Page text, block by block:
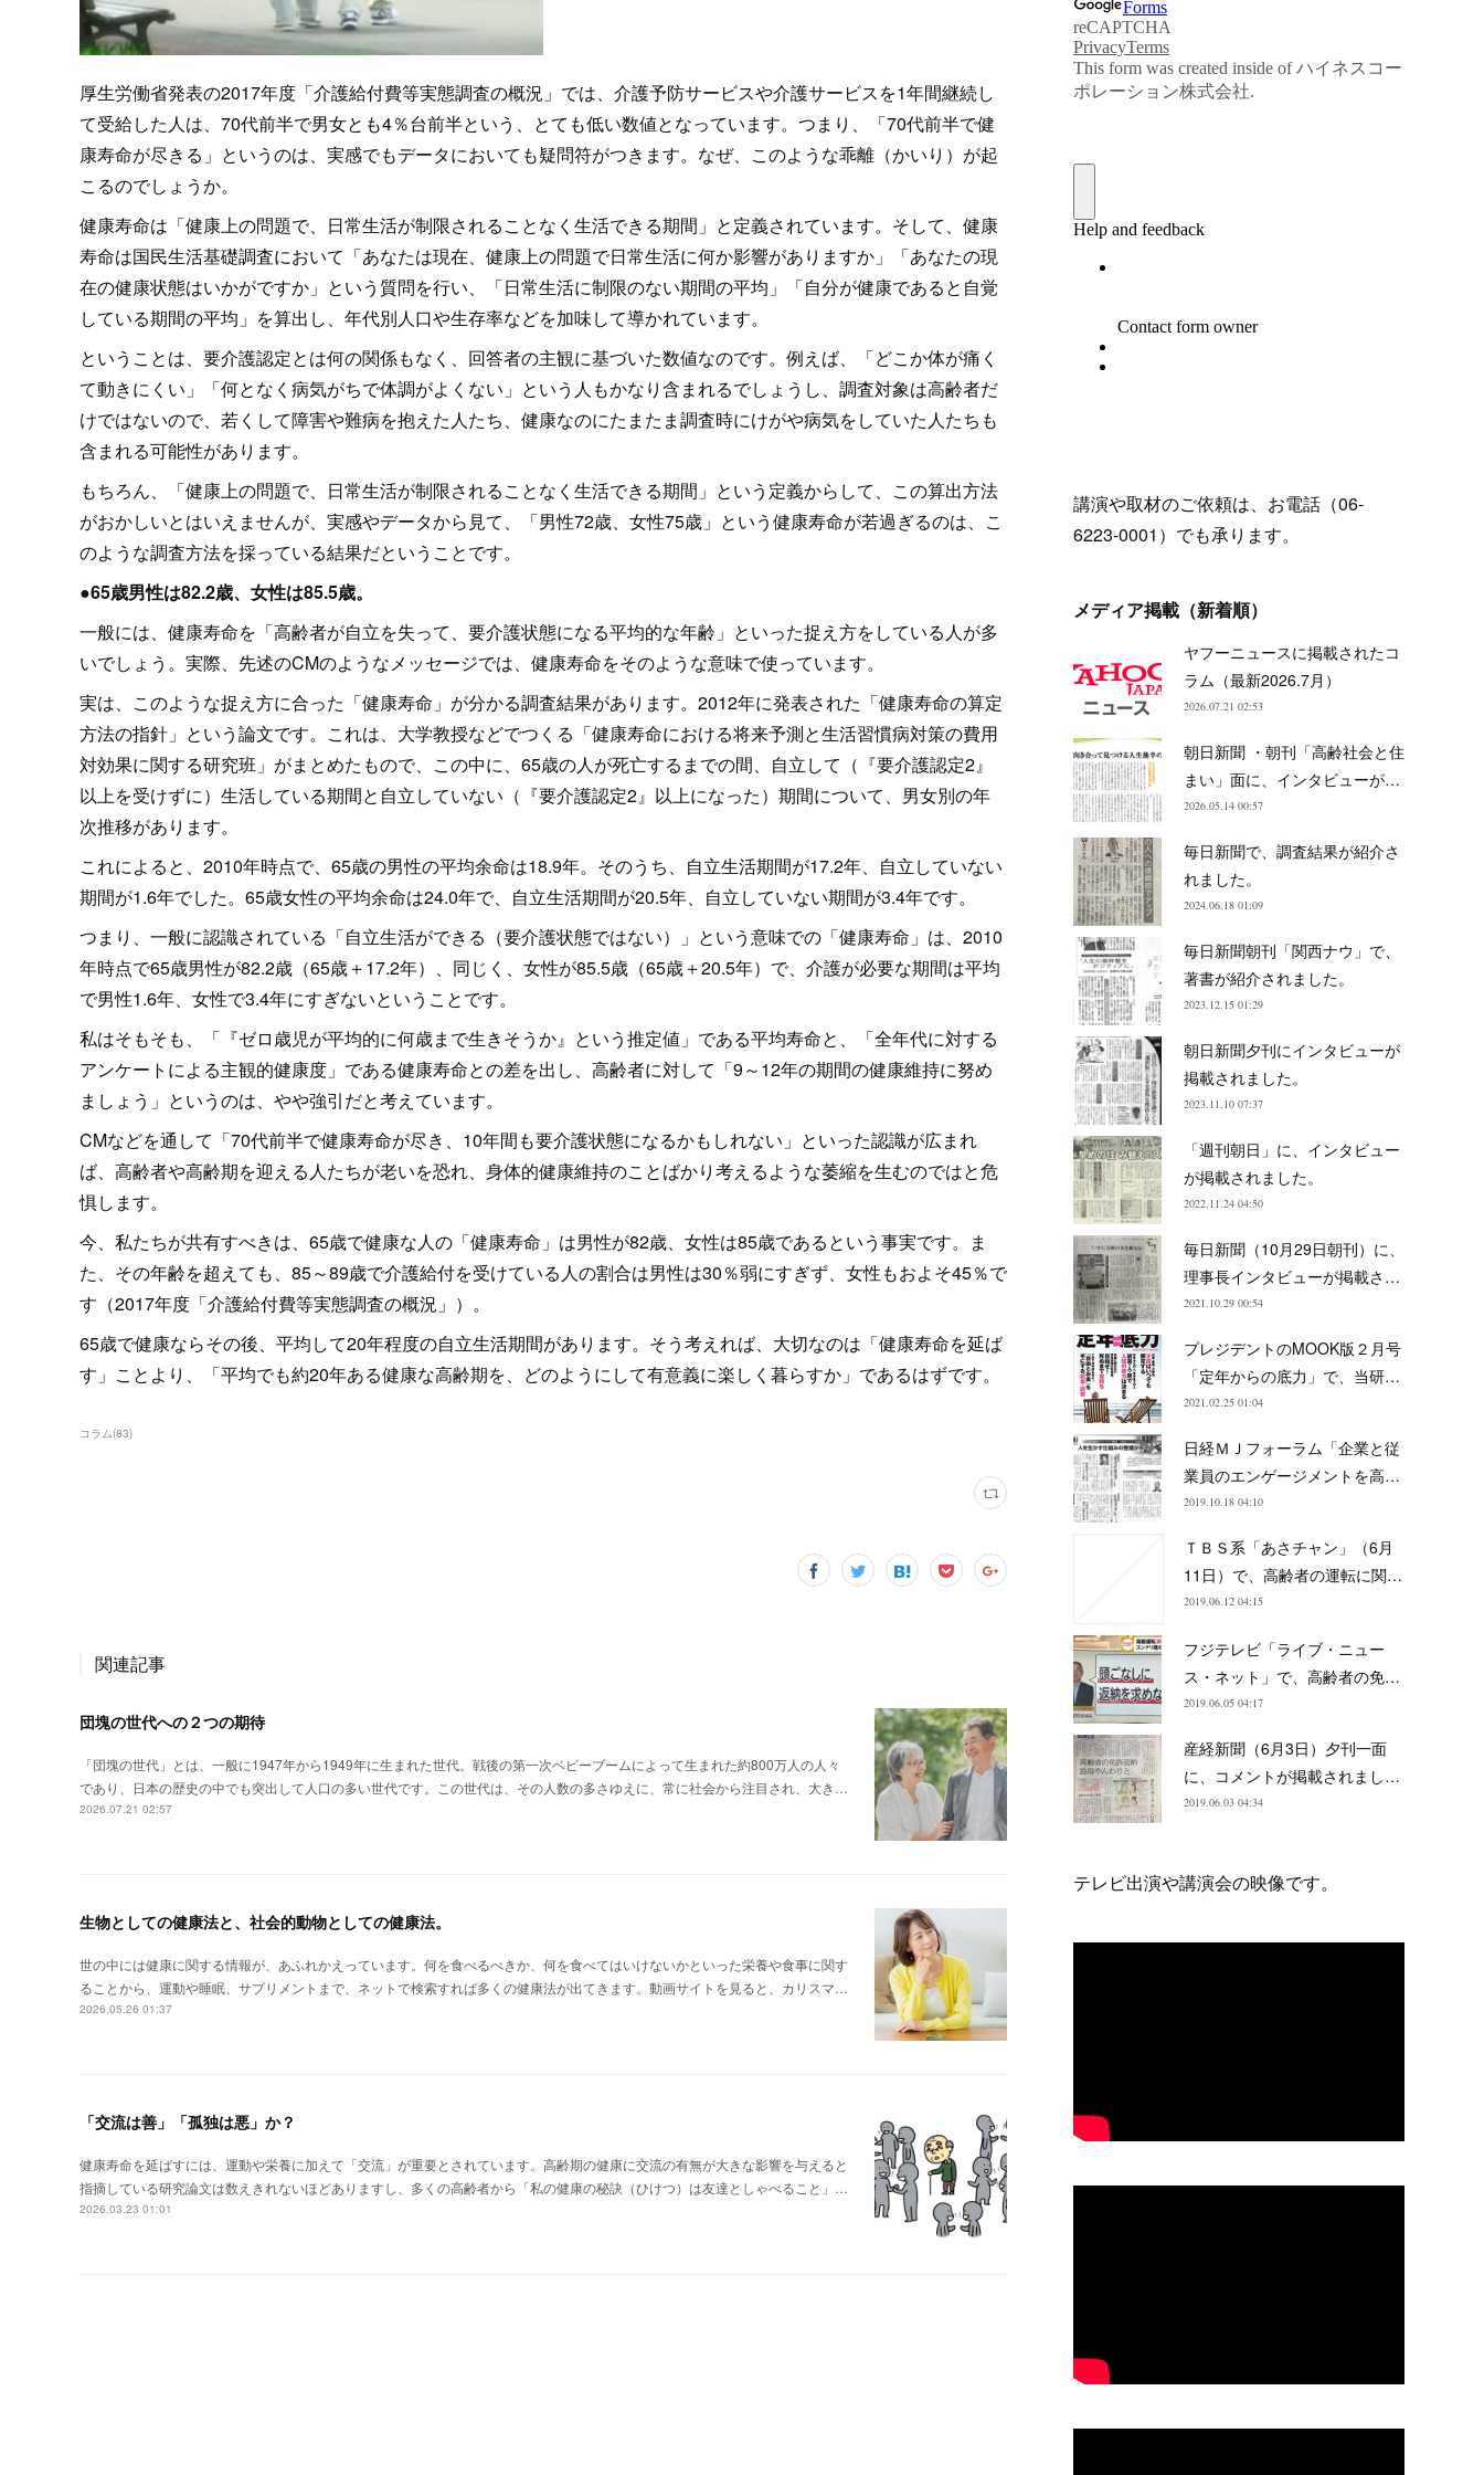
厚生労働省発表の2017年度「介護給付費等実態調査の概況」では、介護予防サービスや介護サービスを1年間継続し
て受給した人は、70代前半で男女とも4％台前半という、とても低い数値となっています。つまり、「70代前半で健
康寿命が尽きる」というのは、実感でもデータにおいても疑問符がつきます。なぜ、このような乖離（かいり）が起
こるのでしょうか。
健康寿命は「健康上の問題で、日常生活が制限されることなく生活できる期間」と定義されています。そして、健康
寿命は国民生活基礎調査において「あなたは現在、健康上の問題で日常生活に何か影響がありますか」「あなたの現
在の健康状態はいかがですか」という質問を行い、「日常生活に制限のない期間の平均」「自分が健康であると自覚
している期間の平均」を算出し、年代別人口や生存率などを加味して導かれています。
ということは、要介護認定とは何の関係もなく、回答者の主観に基づいた数値なのです。例えば、「どこか体が痛く
て動きにくい」「何となく病気がちで体調がよくない」という人もかなり含まれるでしょうし、調査対象は高齢者だ
けではないので、若くして障害や難病を抱えた人たち、健康なのにたまたま調査時にけがや病気をしていた人たちも
含まれる可能性があります。
もちろん、「健康上の問題で、日常生活が制限されることなく生活できる期間」という定義からして、この算出方法
がおかしいとはいえませんが、実感やデータから見て、「男性72歳、女性75歳」という健康寿命が若過ぎるのは、こ
のような調査方法を採っている結果だということです。
●65歳男性は82.2歳、女性は85.5歳。
一般には、健康寿命を「高齢者が自立を失って、要介護状態になる平均的な年齢」といった捉え方をしている人が多
いでしょう。実際、先述のCMのようなメッセージでは、健康寿命をそのような意味で使っています。
実は、このような捉え方に合った「健康寿命」が分かる調査結果があります。2012年に発表された「健康寿命の算定
方法の指針」という論文です。これは、大学教授などでつくる「健康寿命における将来予測と生活習慣病対策の費用
対効果に関する研究班」がまとめたもので、この中に、65歳の人が死亡するまでの間、自立して（『要介護認定2』
以上を受けずに）生活している期間と自立していない（『要介護認定2』以上になった）期間について、男女別の年
次推移があります。
これによると、2010年時点で、65歳の男性の平均余命は18.9年。そのうち、自立生活期間が17.2年、自立していない
期間が1.6年でした。65歳女性の平均余命は24.0年で、自立生活期間が20.5年、自立していない期間が3.4年です。
つまり、一般に認識されている「自立生活ができる（要介護状態ではない）」という意味での「健康寿命」は、2010
年時点で65歳男性が82.2歳（65歳＋17.2年）、同じく、女性が85.5歳（65歳＋20.5年）で、介護が必要な期間は平均
で男性1.6年、女性で3.4年にすぎないということです。
私はそもそも、「『ゼロ歳児が平均的に何歳まで生きそうか』という推定値」である平均寿命と、「全年代に対する
アンケートによる主観的健康度」である健康寿命との差を出し、高齢者に対して「9～12年の期間の健康維持に努め
ましょう」というのは、やや強引だと考えています。
CMなどを通して「70代前半で健康寿命が尽き、10年間も要介護状態になるかもしれない」といった認識が広まれ
ば、高齢者や高齢期を迎える人たちが老いを恐れ、身体的健康維持のことばかり考えるような萎縮を生むのではと危
惧します。
今、私たちが共有すべきは、65歳で健康な人の「健康寿命」は男性が82歳、女性は85歳であるという事実です。ま
た、その年齢を超えても、85～89歳で介護給付を受けている人の割合は男性は30％弱にすぎず、女性もおよそ45％で
す（2017年度「介護給付費等実態調査の概況」）。
65歳で健康ならその後、平均して20年程度の自立生活期間があります。そう考えれば、大切なのは「健康寿命を延ば
す」ことより、「平均でも約20年ある健康な高齢期を、どのようにして有意義に楽しく暮らすか」であるはずです。
コラム(83)
関連記事
団塊の世代への２つの期待
「団塊の世代」とは、一般に1947年から1949年に生まれた世代。戦後の第一次ベビーブームによって生まれた約800万人の人々
であり、日本の歴史の中でも突出して人口の多い世代です。この世代は、その人数の多さゆえに、常に社会から注目され、大き…
2026.07.21 02:57
生物としての健康法と、社会的動物としての健康法。
世の中には健康に関する情報が、あふれかえっています。何を食べるべきか、何を食べてはいけないかといった栄養や食事に関す
ることから、運動や睡眠、サプリメントまで、ネットで検索すれば多くの健康法が出てきます。動画サイトを見ると、カリスマ…
2026.05.26 01:37
「交流は善」「孤独は悪」か？
健康寿命を延ばすには、運動や栄養に加えて「交流」が重要とされています。高齢期の健康に交流の有無が大きな影響を与えると
指摘している研究論文は数えきれないほどありますし、多くの高齢者から「私の健康の秘訣（ひけつ）は友達としゃべること」…
2026.03.23 01:01
講演や取材のご依頼は、お電話（06-
6223-0001）でも承ります。
メディア掲載（新着順）
ヤフーニュースに掲載されたコ
ラム（最新2026.7月）
2026.07.21 02:53
朝日新聞 ・朝刊「高齢社会と住
まい」面に、インタビューが…
2026.05.14 00:57
毎日新聞で、調査結果が紹介さ
れました。
2024.06.18 01:09
毎日新聞朝刊「関西ナウ」で、
著書が紹介されました。
2023.12.15 01:29
朝日新聞夕刊にインタビューが
掲載されました。
2023.11.10 07:37
「週刊朝日」に、インタビュー
が掲載されました。
2022.11.24 04:50
毎日新聞（10月29日朝刊）に、
理事長インタビューが掲載さ…
2021.10.29 00:54
プレジデントのMOOK版２月号
「定年からの底力」で、当研…
2021.02.25 01:04
日経ＭＪフォーラム「企業と従
業員のエンゲージメントを高…
2019.10.18 04:10
ＴＢＳ系「あさチャン」（6月
11日）で、高齢者の運転に関…
2019.06.12 04:15
フジテレビ「ライブ・ニュー
ス・ネット」で、高齢者の免…
2019.06.05 04:17
産経新聞（6月3日）夕刊一面
に、コメントが掲載されまし…
2019.06.03 04:34
テレビ出演や講演会の映像です。